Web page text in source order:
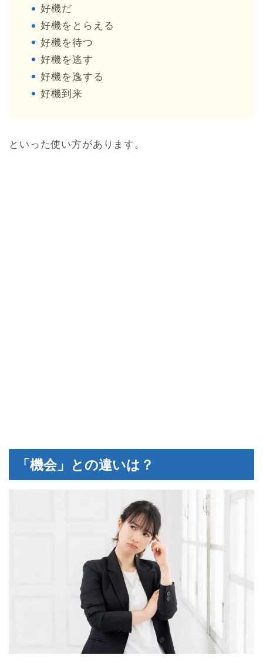
好機だ
好機をとらえる
好機を待つ
好機を逃す
好機を逸する
好機到来
といった使い方があります。
「機会」との違いは？